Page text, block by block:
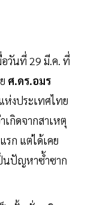
วันที่ 29 มี.ค. ที่
ศ.ดร.อมร
ห่งประเทศไทย
กิดจากสาเหตุ
รก แต่ได้เคย
นปัญหาซ้ำซาก